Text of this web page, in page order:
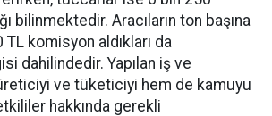
bilinmektedir. Aracıların ton başına
komisyon aldıkları da
dahilindedir. Yapılan iş ve
ve tüketiciyi hem de kamuyu
hakkında gerekli